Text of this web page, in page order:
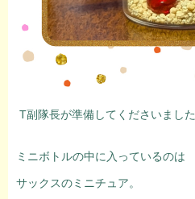
T副隊長が準備してくださいました
ミニボトルの中に入っているのは
サックスのミニチュア。